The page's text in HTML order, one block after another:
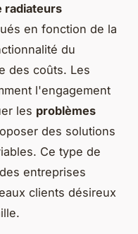
radiateurs
en fonction de la
du
des coûts. Les
l'engagement
les problèmes
des solutions
Ce type de
entreprises
clients désireux